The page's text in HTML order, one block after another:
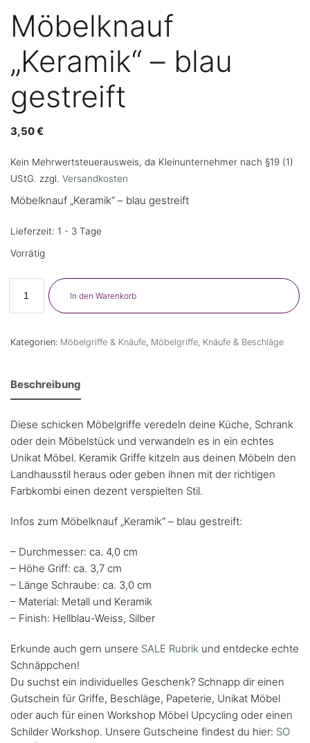
Möbelknauf
„Keramik“ – blau
gestreift
3,50€
Kein Mehrwertsteuerausweis, da Kleinunternehmer nach §19 (1)
UStG. zzgl. Versandkosten
Möbelknauf „Keramik“ – blau gestreift
Lieferzeit: 1 - 3 Tage
Vorrätig
In den Warenkorb
Kategorien: Möbelgriffe & Knäufe, Möbelgriffe, Knäufe & Beschläge
Beschreibung
Diese schicken Möbelgriffe veredeln deine Küche, Schrank
oder dein Möbelstück und verwandeln es in ein echtes
Unikat Möbel. Keramik Griffe kitzeln aus deinen Möbeln den
Landhausstil heraus oder geben ihnen mit der richtigen
Farbkombi einen dezent verspielten Stil.
Infos zum Möbelknauf „Keramik“ – blau gestreift:
– Durchmesser: ca. 4,0 cm
– Höhe Griff: ca. 3,7 cm
– Länge Schraube: ca. 3,0 cm
– Material: Metall und Keramik
– Finish: Hellblau-Weiss, Silber
Erkunde auch gern unsere SALE Rubrik und entdecke echte
Schnäppchen!
Du suchst ein individuelles Geschenk? Schnapp dir einen
Gutschein für Griffe, Beschläge, Papeterie, Unikat Möbel
oder auch für einen Workshop Möbel Upcycling oder einen
Schilder Workshop. Unsere Gutscheine findest du hier: SO